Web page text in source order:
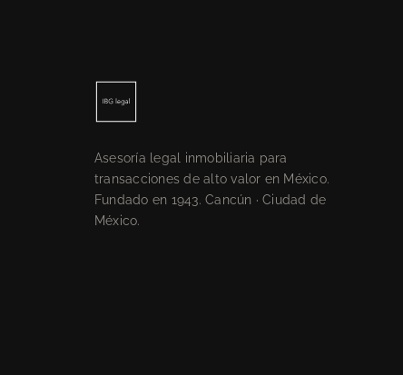
Asesoría legal inmobiliaria para
transacciones de alto valor en México.
Fundado en 1943. Cancún · Ciudad de
México.